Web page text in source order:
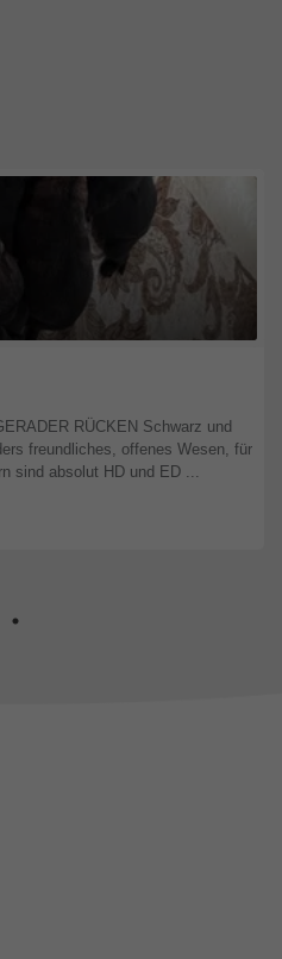
RÜCKEN Schwarz und
freundliches, offenes Wesen, für
sind absolut HD und ED ...